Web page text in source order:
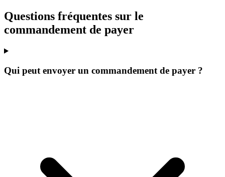
Questions fréquentes sur le
commandement de payer
Qui peut envoyer un commandement de payer ?